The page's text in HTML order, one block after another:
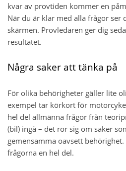
kvar av provtiden kommer en
När du är klar med alla frågor ser
skärmen. Provledaren ger dig
resultatet.
Några saker att tänka på
För olika behörigheter gäller lite
exempel tar körkort för
hel del allmänna frågor från
(bil) ingå – det rör sig om saker
gemensamma oavsett
frågorna en hel del.